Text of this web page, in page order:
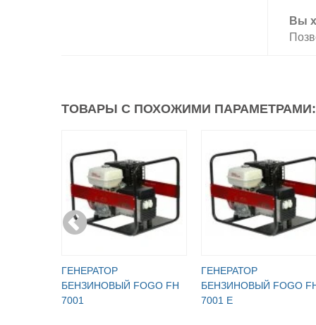
Вы
ТОВАРЫ С ПОХОЖИМИ ПАРАМЕТРАМИ:
ГЕНЕРАТОР
БЕНЗИНОВЫЙ FOGO FH
7001
ГЕНЕРАТОР
БЕНЗИНОВЫЙ FOGO
7001 E